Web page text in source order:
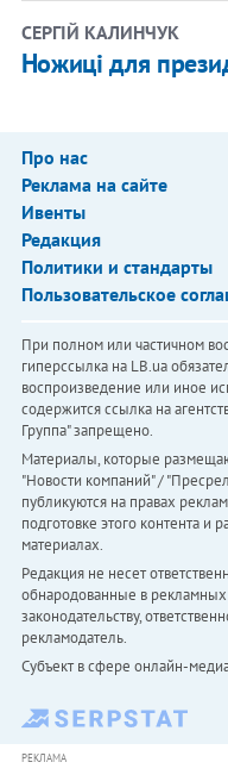
СЕРГІЙ КАЛИНЧУК
Ножиці для
Про нас
Реклама на сайте
Ивенты
Редакция
Политики и стандарты
Пользовательское
При полном или частичном
гиперссылка на LB.ua
воспроизведение или иное
содержится ссылка на
Группа" запрещено.
Материалы, которые
"Новости компаний" /
публикуются на правах
подготовке этого контента и
материалах.
Редакция не несет
обнародованные в рекламных
законодательству,
рекламодатель.
Субъект в сфере онлайн-
РЕКЛАМА